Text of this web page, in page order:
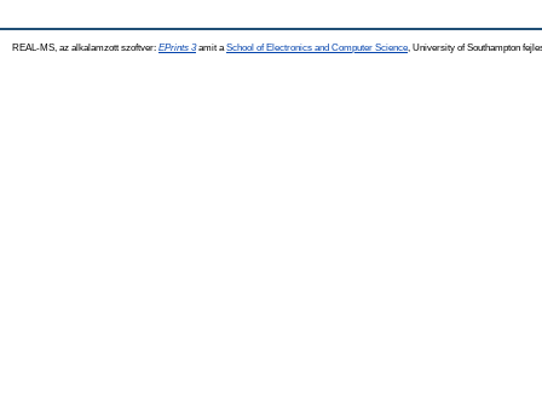
REAL-MS, az alkalamzott szoftver: EPrints 3amit a School of Electronics and Computer Science , University of Southampton